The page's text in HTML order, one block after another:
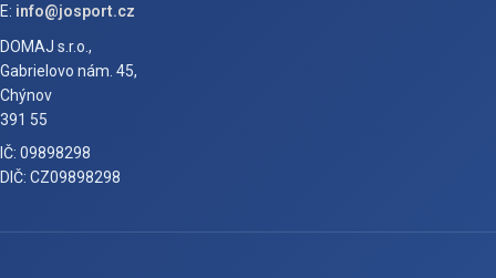
E: info@josport.cz
DOMAJ s.r.o.,
Gabrielovo nám. 45,
Chýnov
391 55
IČ: 09898298
DIČ: CZ09898298